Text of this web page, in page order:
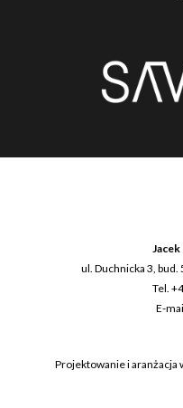
ul. Duchnicka 3, bud.
Tel.
E-
Projektowanie i aranżacja